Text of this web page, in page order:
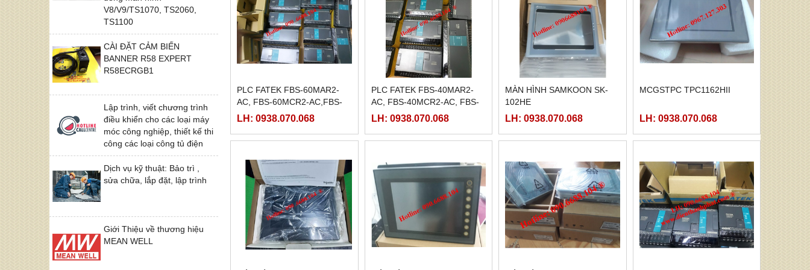
V8/V9/TS1070, TS2060,
TS1100
CÀI ĐẶT CẢM BIẾN
BANNER R58 EXPERT
R58ECRGB1
Lập trình, viết chương trình
điều khiển cho các loại máy
móc công nghiệp, thiết kế thi
công các loại công tủ điện
Dịch vụ kỹ thuật: Bảo trì ,
sửa chữa, lắp đặt, lập trình
Giới Thiệu về thương hiệu
MEAN WELL
PLC FATEK FBS-60MAR2-
AC, FBS-60MCR2-AC,FBS-
60MAT2-AC, FBS-60MCT2-
LH: 0938.070.068
PLC FATEK FBS-40MAR2-
AC, FBS-40MCR2-AC, FBS-
40MCRT-AC, FBS-40MART-
LH: 0938.070.068
MÀN HÌNH SAMKOON SK-
102HE
LH: 0938.070.068
MCGSTPC TPC1162HII
LH: 0938.070.068